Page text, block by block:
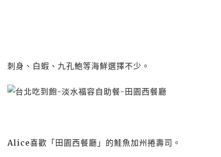
刺身、白蝦、九孔鮑等海鮮選擇不少。
Alice喜歡「田園西餐廳」的鮭魚加州捲壽司。